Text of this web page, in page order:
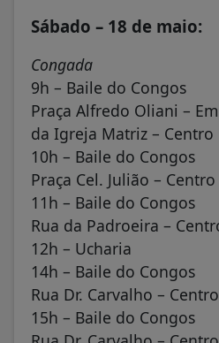
Sábado – 18 de maio:
Congada
9h – Baile do Congos
Praça Alfredo Oliani –
da Igreja Matriz – Centro
10h – Baile do Congos
Praça Cel. Julião – Centro
11h – Baile do Congos
Rua da Padroeira –
12h – Ucharia
14h – Baile do Congos
Rua Dr. Carvalho – Centro
15h – Baile do Congos